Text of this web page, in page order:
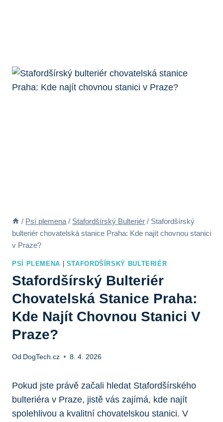
/ Psí plemena / Stafordšírský Bulteriér / Stafordšírský
bulteriér chovatelská stanice Praha: Kde najít chovnou stanici
v Praze?
PSÍ PLEMENA STAFORDŠÍRSKÝ BULTERIÉR
Stafordšírský Bulteriér
Chovatelská Stanice Praha:
Kde Najít Chovnou Stanici V
Praze?
Od DogTech.cz 8. 4. 2026
Pokud jste právě začali hledat Stafordšírského
bulteriéra v Praze, jistě vás zajímá, kde najít
spolehlivou a kvalitní chovatelskou stanici. V